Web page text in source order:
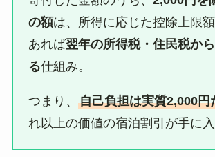
の額は、所得に応じた控除上限
あれば翌年の所得税・住民税か
る仕組み。
つまり、自己負担は実質2,000円
れ以上の価値の宿泊割引が手に入